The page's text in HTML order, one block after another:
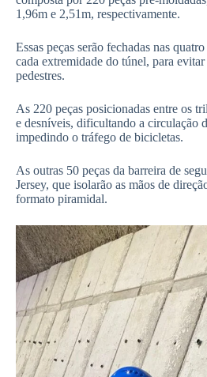
1,96m e 2,51m, respectivamente.
Essas peças serão fechadas nas
cada extremidade do túnel, para evitar
pedestres.
As 220 peças posicionadas entre os
e desníveis, dificultando a circulação
impedindo o tráfego de bicicletas.
As outras 50 peças da barreira de
Jersey, que isolarão as mãos de
formato piramidal.